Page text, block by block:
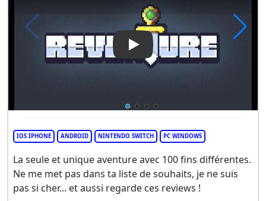
Play Video: Reventure
IOS IPHONE ANDROID NINTENDO SWITCH PC WINDOWS
La seule et unique aventure avec 100 fins différentes.
Ne me met pas dans ta liste de souhaits, je ne suis
pas si cher... et aussi regarde ces reviews !